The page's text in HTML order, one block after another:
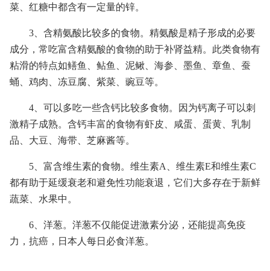
菜、红糖中都含有一定量的锌。
3、含精氨酸比较多的食物。精氨酸是精子形成的必要
成分，常吃富含精氨酸的食物的助于补肾益精。此类食物有
粘滑的特点如鳝鱼、鲇鱼、泥鳅、海参、墨鱼、章鱼、蚕
蛹、鸡肉、冻豆腐、紫菜、豌豆等。
4、可以多吃一些含钙比较多食物。因为钙离子可以刺
激精子成熟。含钙丰富的食物有虾皮、咸蛋、蛋黄、乳制
品、大豆、海带、芝麻酱等。
5、富含维生素的食物。维生素A、维生素E和维生素C
都有助于延缓衰老和避免性功能衰退，它们大多存在于新鲜
蔬菜、水果中。
6、洋葱。洋葱不仅能促进激素分泌，还能提高免疫
力，抗癌，日本人每日必食洋葱。